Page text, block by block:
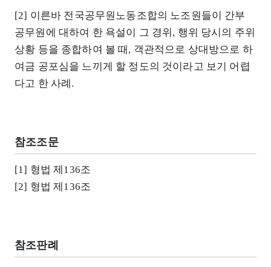
[2] 이른바 전국공무원노동조합의 노조원들이 간부
공무원에 대하여 한 욕설이 그 경위, 행위 당시의 주위
상황 등을 종합하여 볼 때, 객관적으로 상대방으로 하
여금 공포심을 느끼게 할 정도의 것이라고 보기 어렵
다고 한 사례.
참조조문
[1] 형법 제136조
[2] 형법 제136조
참조판례